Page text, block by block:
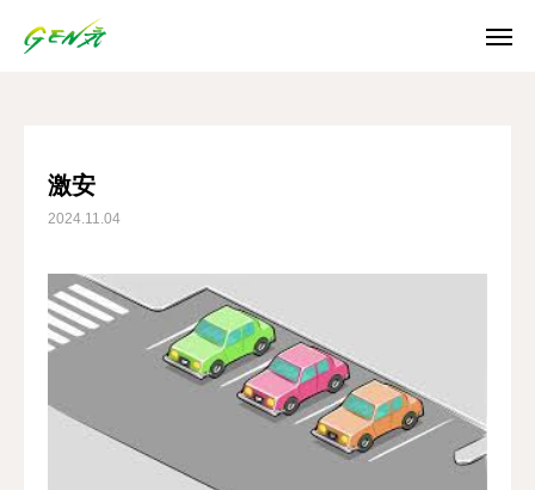
ブログ
激安
2024.11.04Instagram
X Youtube
ホーム